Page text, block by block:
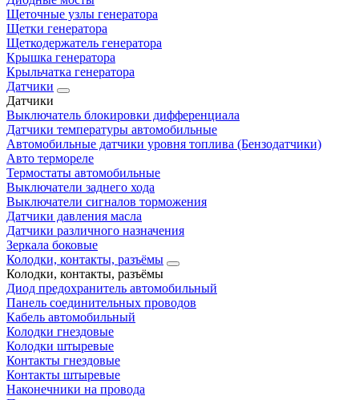
Щеточные узлы генератора
Щетки генератора
Щеткодержатель генератора
Крышка генератора
Крыльчатка генератора
Датчики
Датчики
Выключатель блокировки дифференциала
Датчики температуры автомобильные
Автомобильные датчики уровня топлива (Бензодатчики)
Авто термореле
Термостаты автомобильные
Выключатели заднего хода
Выключатели сигналов торможения
Датчики давления масла
Датчики различного назначения
Зеркала боковые
Колодки, контакты, разъёмы
Колодки, контакты, разъёмы
Диод предохранитель автомобильный
Панель соединительных проводов
Кабель автомобильный
Колодки гнездовые
Колодки штыревые
Контакты гнездовые
Контакты штыревые
Наконечники на провода